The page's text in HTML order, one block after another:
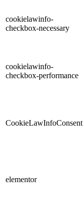
cookielawinfo-
checkbox-necessary
cookielawinfo-
checkbox-performance
CookieLawInfoConsent
elementor